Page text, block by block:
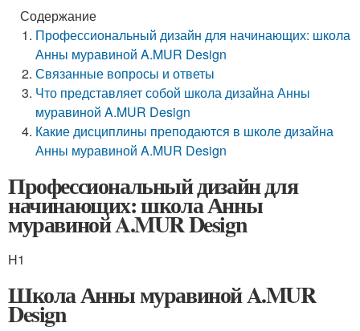
Содержание
Профессиональный дизайн для начинающих: школа
Анны муравиной A.MUR Design
Связанные вопросы и ответы
Что представляет собой школа дизайна Анны
муравиной A.MUR Design
Какие дисциплины преподаются в школе дизайна
Анны муравиной A.MUR Design
Профессиональный дизайн для
начинающих: школа Анны
муравиной A.MUR Design
H1
Школа Анны муравиной A.MUR
Design